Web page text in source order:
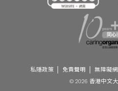
私隱政策 免責聲明 無障礙
© 2026 香港中文